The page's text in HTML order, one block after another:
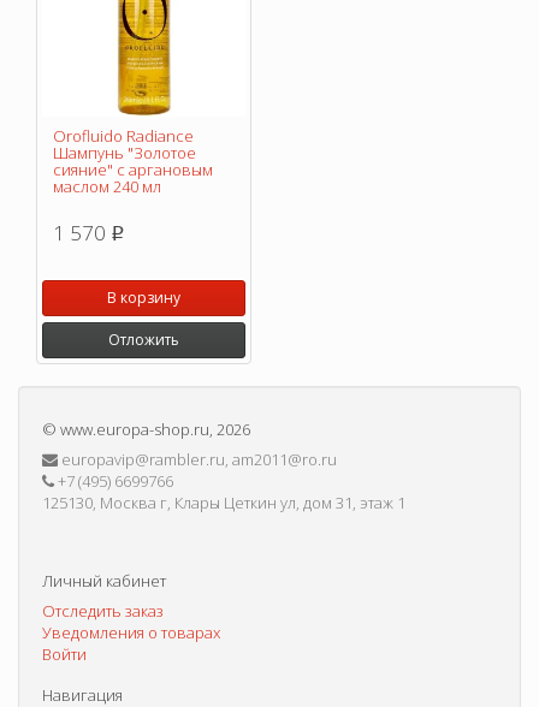
Orofluido Radiance
Шампунь "Золотое
сияние" с аргановым
маслом 240 мл
1 570 p
В корзину
Отложить
© www.europa-shop.ru, 2026
europavip@rambler.ru, am2011@ro.ru
+7 (495) 6699766
125130, Москва г, Клары Цеткин ул, дом 31, этаж 1
Личный кабинет
Отследить заказ
Уведомления о товарах
Войти
Навигация